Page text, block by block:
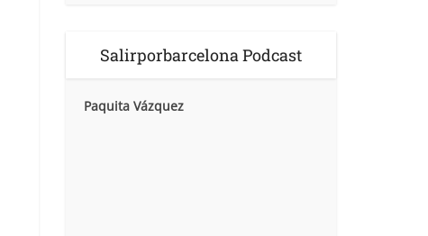
Salirporbarcelona Podcast
Paquita Vázquez